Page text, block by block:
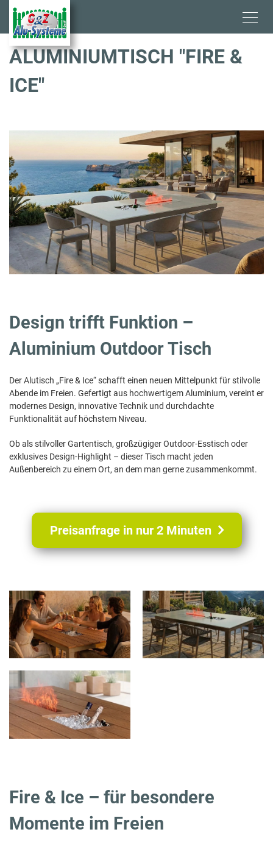
Skip
main
content
ALUMINIUMTISCH "FIRE &
ICE"
Design trifft Funktion –
Aluminium Outdoor Tisch
Der Alutisch „Fire & Ice“ schafft einen neuen Mittelpunkt für stilvolle
Abende im Freien. Gefertigt aus hochwertigem Aluminium, vereint er
modernes Design, innovative Technik und durchdachte
Funktionalität auf höchstem Niveau.
Ob als stilvoller Gartentisch, großzügiger Outdoor-Esstisch oder
exklusives Design-Highlight – dieser Tisch macht jeden
Außenbereich zu einem Ort, an dem man gerne zusammenkommt.
Preisanfrage in nur 2 Minuten
Fire & Ice – für besondere
Momente im Freien